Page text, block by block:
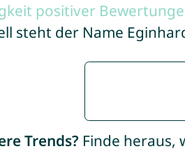
positiver
steht der Name
Trends? Finde heraus,